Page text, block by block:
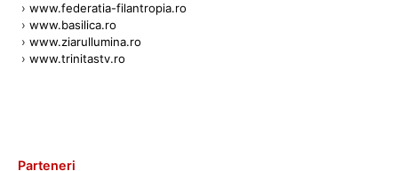
› www.federatia-filantropia.ro
› www.basilica.ro
› www.ziarullumina.ro
› www.trinitastv.ro
Parteneri